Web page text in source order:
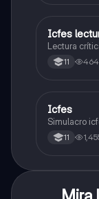
Lengua
Icfes
Lectura
11 464
ICFES:
Icfes
Simulacro
11